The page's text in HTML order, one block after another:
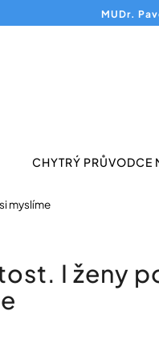
MUDr.
CHYTRÝ PRŮVODCE
myslíme
I ženy